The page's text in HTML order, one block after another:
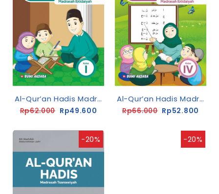
Al-Qur’an Hadis Madrasah Ibtidaiyah Kelas I
Rp62.000 Rp49.600
Al-Qur’an Hadis Madrasah Ibtidaiyah Kelas IV
Rp66.000 Rp52.800
-20% -20%